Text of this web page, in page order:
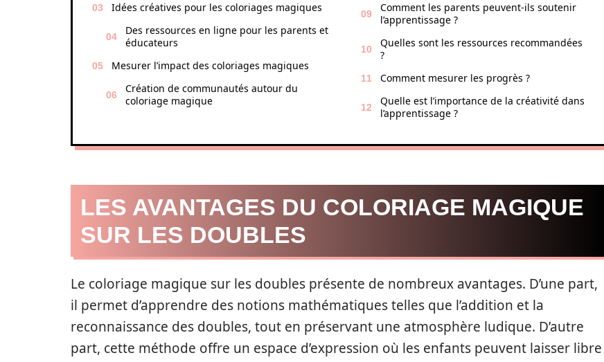
Idées créatives pour les coloriages magiques
Des ressources en ligne pour les parents et
éducateurs
Mesurer l’impact des coloriages magiques
Création de communautés autour du
coloriage magique
Comment les parents peuvent-ils soutenir
l’apprentissage ?
Quelles sont les ressources recommandées
?
Comment mesurer les progrès ?
Quelle est l’importance de la créativité dans
l’apprentissage ?
LES AVANTAGES DU COLORIAGE MAGIQUE
SUR LES DOUBLES
Le coloriage magique sur les doubles présente de nombreux avantages. D’une part,
il permet d’apprendre des notions mathématiques telles que l’addition et la
reconnaissance des doubles, tout en préservant une atmosphère ludique. D’autre
part, cette méthode offre un espace d’expression où les enfants peuvent laisser libre